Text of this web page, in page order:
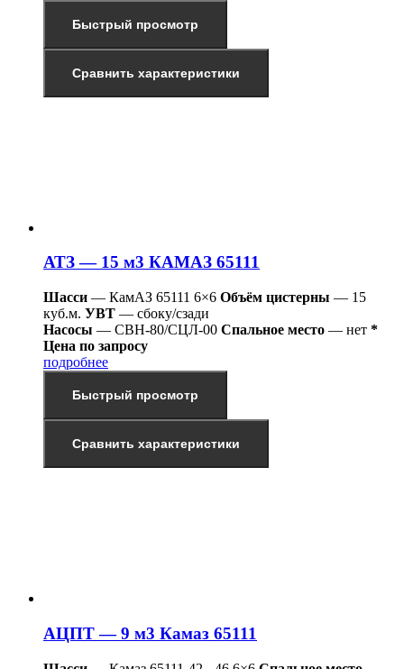
Быстрый просмотр
Сравнить характеристики
АТЗ — 15 м3 КАМАЗ 65111
Шасси — КамАЗ 65111 6×6 Объём цистерны — 15
куб.м. УВТ — сбоку/сзади
Насосы — СВН-80/СЦЛ-00 Спальное место — нет *
Цена по запросу
подробнее
Быстрый просмотр
Сравнить характеристики
АЦПТ — 9 м3 Камаз 65111